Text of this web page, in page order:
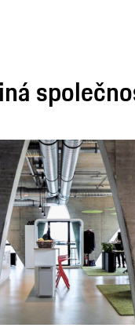
Bissingen,
of the Stuttgart-based
h.c. F. Porsche AG.